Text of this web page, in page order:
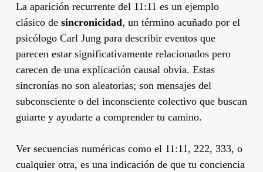
La aparición recurrente del 11:11 es un ejemplo
clásico de sincronicidad, un término acuñado por el
psicólogo Carl Jung para describir eventos que
parecen estar significativamente relacionados pero
carecen de una explicación causal obvia. Estas
sincronías no son aleatorias; son mensajes del
subconsciente o del inconsciente colectivo que buscan
guiarte y ayudarte a comprender tu camino.
Ver secuencias numéricas como el 11:11, 222, 333, o
cualquier otra, es una indicación de que tu conciencia